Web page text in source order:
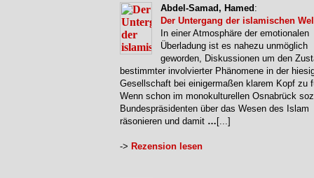
Abdel-Samad, Hamed :
Der Untergang der islamischen
In einer Atmosphäre der emotionalen
Überladung ist es nahezu unmöglich
geworden, Diskussionen um den
bestimmter involvierter Phänomene in der
Gesellschaft bei einigermaßen klarem Kopf zu
Wenn schon im monokulturellen Osnabrück
Bundespräsidenten über das Wesen des Islam
räsonieren und damit … [...]
-> Rezension lesen